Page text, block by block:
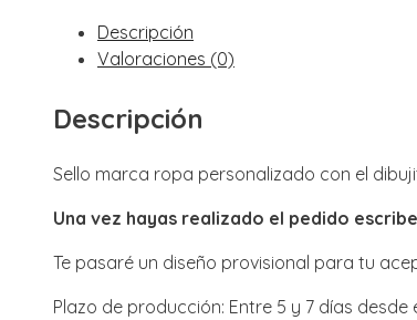
Descripción
Valoraciones (0)
Descripción
Sello marca ropa personalizado con el
Una vez hayas realizado el pedido
Te pasaré un diseño provisional para tu
Plazo de producción: Entre 5 y 7 días